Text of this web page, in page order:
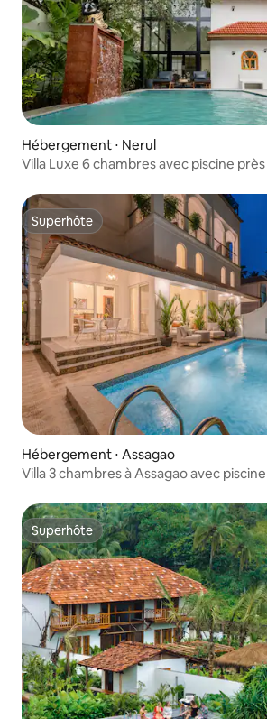
Hébergement ⋅ Nerul
Villa Luxe 6 chambres avec piscine
Superhôte
Superhôte
Hébergement ⋅ Assagao
Villa 3 chambres à Assagao avec
Superhôte
Superhôte